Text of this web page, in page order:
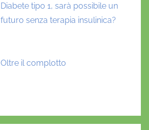
Diabete tipo 1, sarà possibile un
futuro senza terapia insulinica?
Oltre il complotto